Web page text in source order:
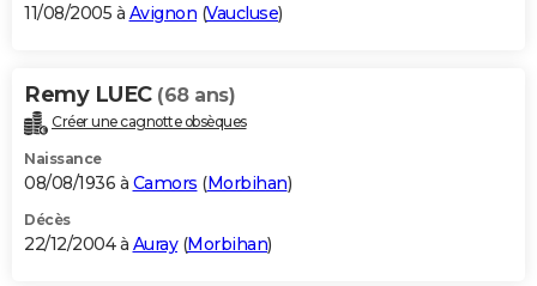
11/08/2005 à Avignon (Vaucluse)
Remy LUEC (68 ans)
Créer une cagnotte obsèques
Naissance
08/08/1936 à Camors (Morbihan)
Décès
22/12/2004 à Auray(Morbihan)